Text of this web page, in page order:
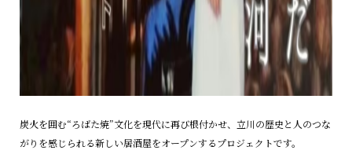
炭火を囲む“ろばた焼”文化を現代に再び根付かせ、立川の歴史と人のつな
がりを感じられる新しい居酒屋をオープンするプロジェクトです。